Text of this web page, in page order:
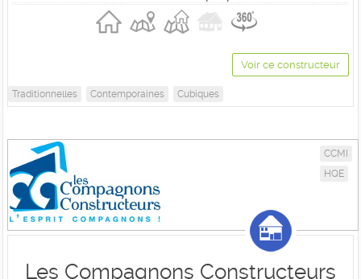
Voir ce constructeur
Traditionnelles Contemporaines Cubiques
CCMI
HQE
Les Compagnons Constructeurs